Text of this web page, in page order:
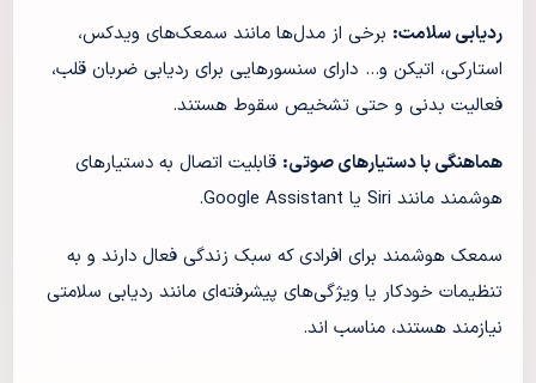
ردیابی سلامت: برخی از مدل‌ها مانند سمعک‌های ویدکس،
استارکی، اتیکن و… دارای سنسورهایی برای ردیابی ضربان قلب،
فعالیت بدنی و حتی تشخیص سقوط هستند.
هماهنگی با دستیارهای صوتی: قابلیت اتصال به دستیارهای
هوشمند مانند Siri یا Google Assistant.
سمعک هوشمند برای افرادی که سبک زندگی فعال دارند و به
تنظیمات خودکار یا ویژگی‌های پیشرفته‌ای مانند ردیابی سلامتی
نیازمند هستند، مناسب اند.